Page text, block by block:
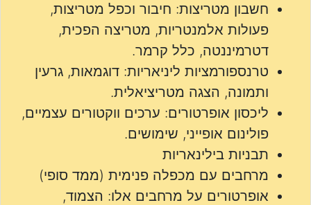
חשבון מטריצות: חיבור וכפל מטריצות,
פעולות אלמנטריות, מטריצה הפכית,
דטרמיננטה, כלל קרמר.
טרנספורמציות ליניאריות: דוגמאות, גרעין
ותמונה, הצגה מטריציאלית.
ליכסון אופרטורים: ערכים ווקטורים עצמיים,
פולינום אופייני, שימושים.
תבניות בילינאריות
מרחבים עם מכפלה פנימית (ממד סופי)
אופרטורים על מרחבים אלו: הצמוד,